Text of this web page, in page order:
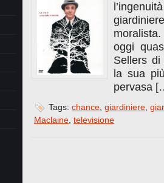
oggi
Sellers di
la sua
pervasa
Tags: chance giardiniere
Maclaine, televisione